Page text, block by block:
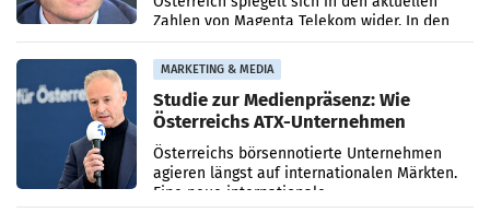
Zahlen von Magenta Telekom wider. In den
ersten sechs Monaten des laufenden Jahres
verzeichnete
MARKETING & MEDIA
Studie zur Medienpräsenz: Wie
Österreichs ATX-Unternehmen
international wahrgenommen
werden
Österreichs börsennotierte Unternehmen
agieren längst auf internationalen Märkten.
Eine neue internationale
Medienresonanzanalyse untersucht die